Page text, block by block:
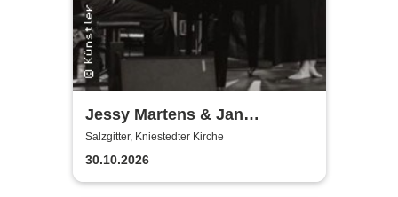
Jessy Martens & Jan
Fischer's Blues Support
Salzgitter, Kniestedter Kirche
30.10.2026